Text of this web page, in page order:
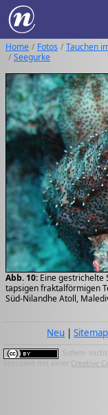
Home Fotos Tauchen
Seegurke
Abb. 10: Eine gestrichelte
tapsigen fraktalförmigen
Süd-Nilandhe Atoll,
Neu |Sitemap
Sofern
lizenziert mit einer Creative